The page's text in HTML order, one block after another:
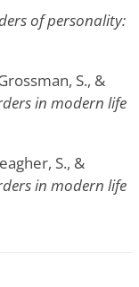
of personality:
S., &
in modern life
S., &
in modern life